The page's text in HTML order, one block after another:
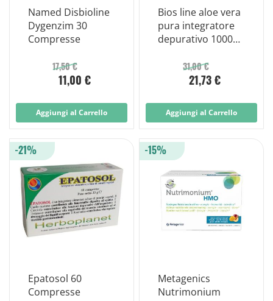
Named Disbioline
Dygenzim 30
Compresse
17,50 €
11,00 €
Aggiungi al Carrello
Bios line aloe vera
pura integratore
depurativo 1000
31,00 €
21,73 €
Aggiungi al Carrello
Epatosol 60
Compresse
-21%
Metagenics
Nutrimonium
-15%